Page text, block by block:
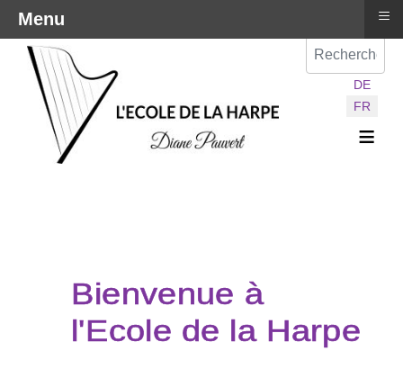
Sélectionnez
DE
FR
≡
Menu ≡